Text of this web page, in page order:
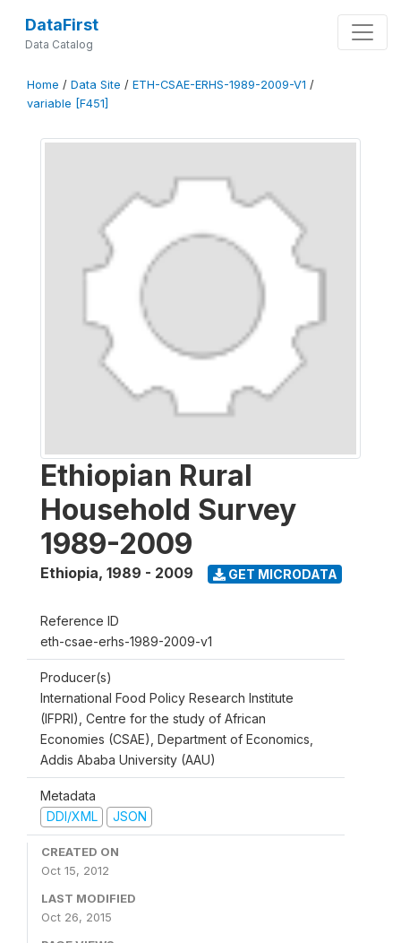
DataFirst
Data Catalog
Home / Data Site / ETH-CSAE-ERHS-1989-2009-V1 /
variable [F451]
Ethiopian Rural
Household Survey
1989-2009
Ethiopia, 1989 - 2009 GET MICRODATA
Reference ID
eth-csae-erhs-1989-2009-v1
Producer(s)
International Food Policy Research Institute
(IFPRI), Centre for the study of African
Economies (CSAE), Department of Economics,
Addis Ababa University (AAU)
Metadata
DDI/XML
JSON
CREATED ON
Oct 15, 2012
LAST MODIFIED
Oct 26, 2015